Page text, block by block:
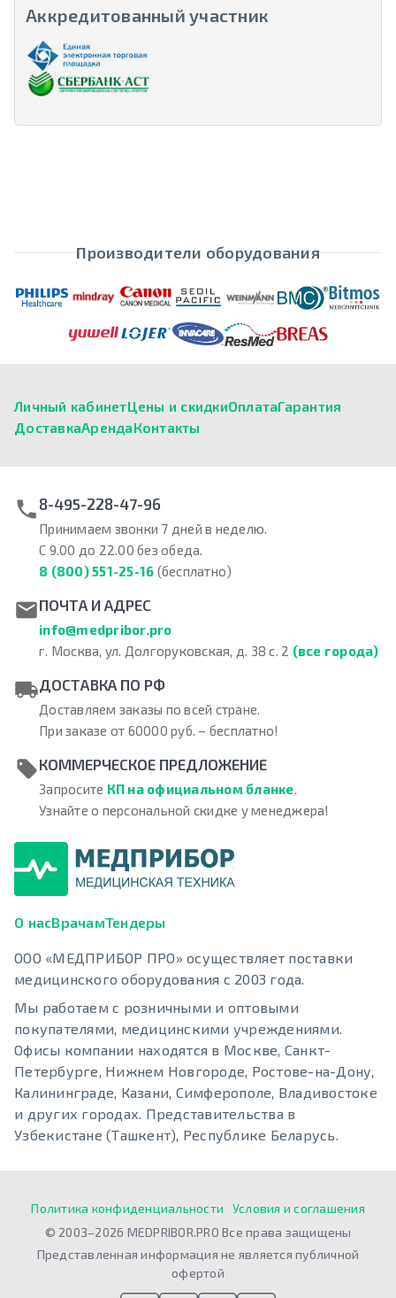
Аккредитованный участник
Производители оборудования
Личный кабинетЦены и скидкиОплатаГарантия
ДоставкаАрендаКонтакты
8-495-228-47-96
Принимаем звонки 7 дней в неделю.
С 9.00 до 22.00 без обеда.
8 (800) 551-25-16 (бесплатно)
ПОЧТА И АДРЕС
info@medpribor.pro
г. Москва, ул. Долгоруковская, д. 38 с. 2 (все города)
ДОСТАВКА ПО РФ
Доставляем заказы по всей стране.
При заказе от 60000 руб. – бесплатно!
КОММЕРЧЕСКОЕ ПРЕДЛОЖЕНИЕ
Запросите КП на официальном бланке.
Узнайте о персональной скидке у менеджера!
О насВрачамТендеры
ООО «МЕДПРИБОР ПРО» осуществляет поставки
медицинского оборудования с 2003 года.
Мы работаем с розничными и оптовыми
покупателями, медицинскими учреждениями.
Офисы компании находятся в Москве, Санкт-
Петербурге, Нижнем Новгороде, Ростове-на-Дону,
Калининграде, Казани, Симферополе, Владивостоке
и других городах. Представительства в
Узбекистане (Ташкент), Республике Беларусь.
Политика конфиденциальности
Условия и соглашения
© 2003–2026 MEDPRIBOR.PRO Все права защищены
Представленная информация не является публичной
офертой